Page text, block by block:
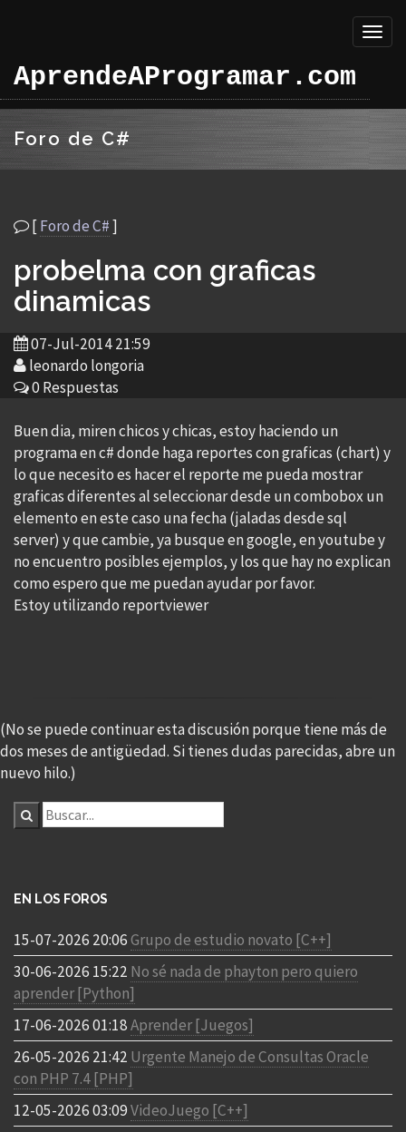
AprendeAProgramar.com
Foro de C#
[Foro de C#]
probelma con graficas
dinamicas
07-Jul-2014 21:59
leonardo longoria
0 Respuestas
Buen dia, miren chicos y chicas, estoy haciendo un
programa en c# donde haga reportes con graficas (chart) y
lo que necesito es hacer el reporte me pueda mostrar
graficas diferentes al seleccionar desde un combobox un
elemento en este caso una fecha (jaladas desde sql
server) y que cambie, ya busque en google, en youtube y
no encuentro posibles ejemplos, y los que hay no explican
como espero que me puedan ayudar por favor.
Estoy utilizando reportviewer
(No se puede continuar esta discusión porque tiene más de
dos meses de antigüedad. Si tienes dudas parecidas, abre un
nuevo hilo.)
EN LOS FOROS
15-07-2026 20:06Grupo de estudio novato [C++]
30-06-2026 15:22 No sé nada de phayton pero quiero
aprender [Python]
17-06-2026 01:18Aprender [Juegos]
26-05-2026 21:42 Urgente Manejo de Consultas Oracle
con PHP 7.4 [PHP]
12-05-2026 03:09VideoJuego [C++]